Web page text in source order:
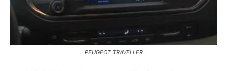
PEUGEOT TRAVELLER